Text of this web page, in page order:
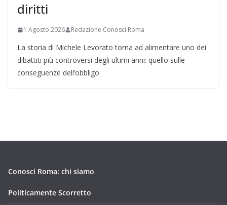
diritti
1 Agosto 2026 Redazione Conosci Roma
La storia di Michele Levorato torna ad alimentare uno dei
dibattiti più controversi degli ultimi anni: quello sulle
conseguenze dell’obbligo
Conosci Roma: chi siamo
Politicamente Scorretto